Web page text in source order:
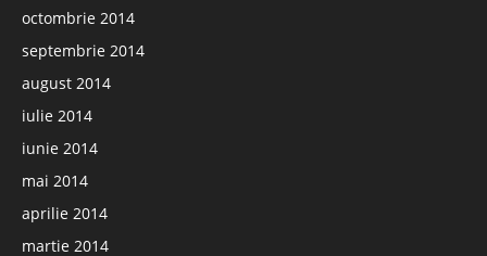
octombrie 2014
septembrie 2014
august 2014
iulie 2014
iunie 2014
mai 2014
aprilie 2014
martie 2014